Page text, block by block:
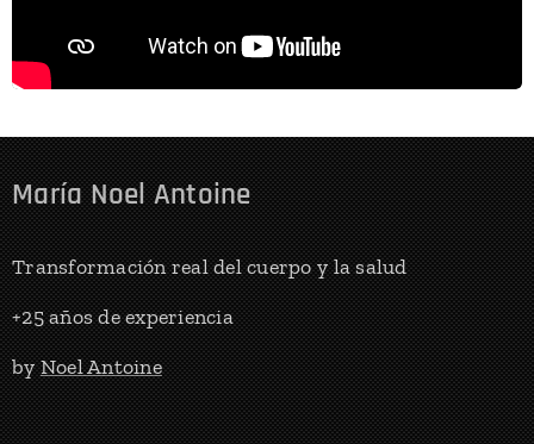
María Noel Antoine
Transformación real del cuerpo y la salud
+25 años de experiencia
byNoel Antoine